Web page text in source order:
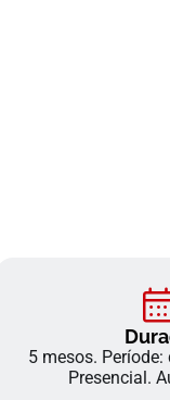
5 mesos. Període:
Presencial.